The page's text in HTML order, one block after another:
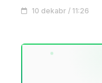
10 dekabr / 11:26